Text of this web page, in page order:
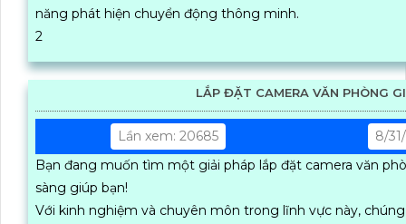
năng phát hiện chuyển động thông minh.
2
LẮP ĐẶT CAMERA VĂN PHÒNG
Lần xem: 20685
8/
Bạn đang muốn tìm một giải pháp lắp đặt camera văn
sàng giúp bạn!
Với kinh nghiệm và chuyên môn trong lĩnh vực này,